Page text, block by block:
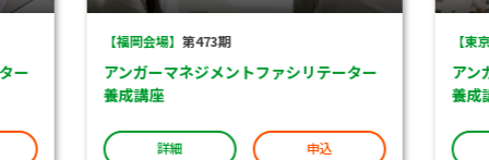
ー
【福岡会場】 第473期
アンガーマネジメントファシリテーター
養成講座
詳細 申込
【東
アン
養成